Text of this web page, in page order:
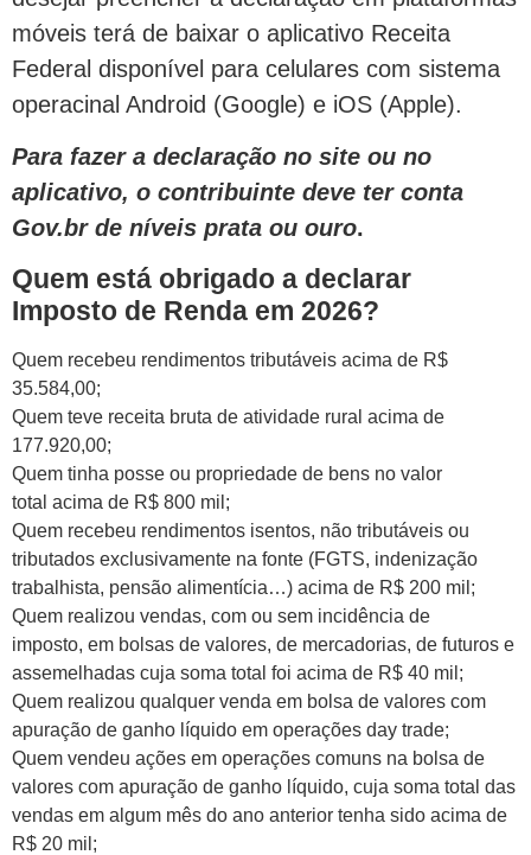
móveis terá de baixar o aplicativo Receita
Federal disponível para celulares com sistema
operacinal Android (Google) e iOS (Apple).
Para fazer a declaração no site ou no
aplicativo, o contribuinte deve ter conta
Gov.br de níveis prata ou ouro.
Quem está obrigado a declarar
Imposto de Renda em 2026?
Quem recebeu rendimentos tributáveis acima de R$
35.584,00;
Quem teve receita bruta de atividade rural acima de
177.920,00;
Quem tinha posse ou propriedade de bens no valor
total acima de R$ 800 mil;
Quem recebeu rendimentos isentos, não tributáveis ou
tributados exclusivamente na fonte (FGTS, indenização
trabalhista, pensão alimentícia…) acima de R$ 200 mil;
Quem realizou vendas, com ou sem incidência de
imposto, em bolsas de valores, de mercadorias, de futuros e
assemelhadas cuja soma total foi acima de R$ 40 mil;
Quem realizou qualquer venda em bolsa de valores com
apuração de ganho líquido em operações day trade;
Quem vendeu ações em operações comuns na bolsa de
valores com apuração de ganho líquido, cuja soma total das
vendas em algum mês do ano anterior tenha sido acima de
R$ 20 mil;